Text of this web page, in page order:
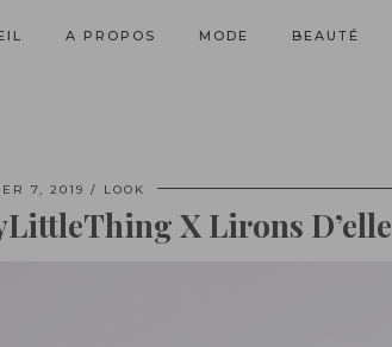
A PROPOS MODE BEAUTÉ
7, 2019 LOOK
X Lirons D’elle